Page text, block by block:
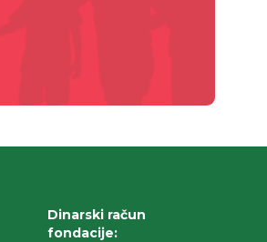
Dinarski račun
fondacije: